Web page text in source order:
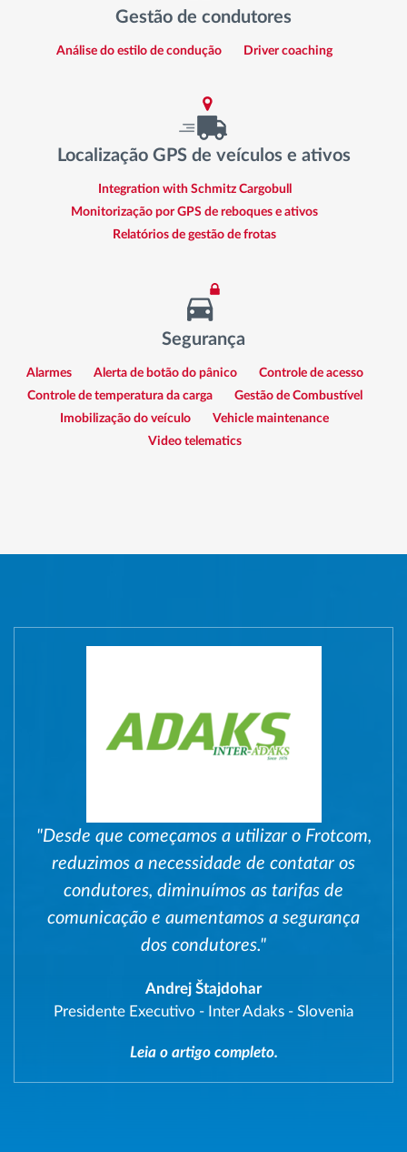
Gestão de condutores
Análise do estilo de condução Driver coaching
Localização GPS de veículos e ativos
Integration with Schmitz Cargobull
Monitorização por GPS de reboques e ativos
Relatórios de gestão de frotas
Segurança
Alarmes Alerta de botão do pânico
Controle de acesso
Controle de temperatura da carga
Gestão de Combustível
Imobilização do veículo
Vehicle maintenance
Video telematics
"Desde que começamos a utilizar o Frotcom,
reduzimos a necessidade de contatar os
condutores, diminuímos as tarifas de
comunicação e aumentamos a segurança
dos condutores."
Andrej Štajdohar
Presidente Executivo - Inter Adaks - Slovenia
Leia o artigo completo.